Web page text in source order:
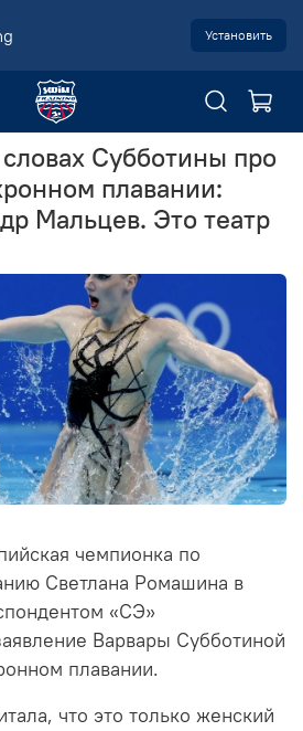
Установить
Субботины про
плавании:
Мальцев. Это театр
чемпионка по
Светлана Ромашина в
«СЭ»
Варвары Субботиной
плавании.
что это только женский